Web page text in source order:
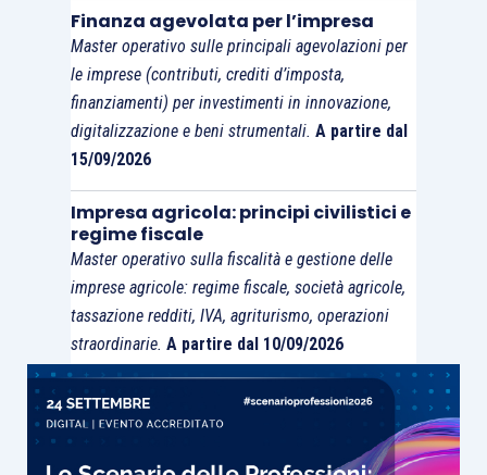
Finanza agevolata per l’impresa
Master operativo sulle principali agevolazioni per
le imprese (contributi, crediti d’imposta,
finanziamenti) per investimenti in innovazione,
digitalizzazione e beni strumentali. A partire dal
15/09/2026
Impresa agricola: principi civilistici e
regime fiscale
Master operativo sulla fiscalità e gestione delle
imprese agricole: regime fiscale, società agricole,
tassazione redditi, IVA, agriturismo, operazioni
straordinarie. A partire dal 10/09/2026